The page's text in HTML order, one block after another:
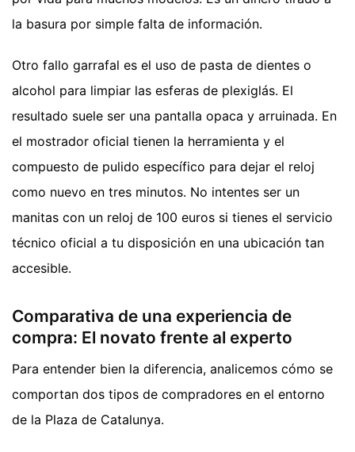
la basura por simple falta de información.
Otro fallo garrafal es el uso de pasta de dientes o
alcohol para limpiar las esferas de plexiglás. El
resultado suele ser una pantalla opaca y arruinada. En
el mostrador oficial tienen la herramienta y el
compuesto de pulido específico para dejar el reloj
como nuevo en tres minutos. No intentes ser un
manitas con un reloj de 100 euros si tienes el servicio
técnico oficial a tu disposición en una ubicación tan
accesible.
Comparativa de una experiencia de
compra: El novato frente al experto
Para entender bien la diferencia, analicemos cómo se
comportan dos tipos de compradores en el entorno
de la Plaza de Catalunya.